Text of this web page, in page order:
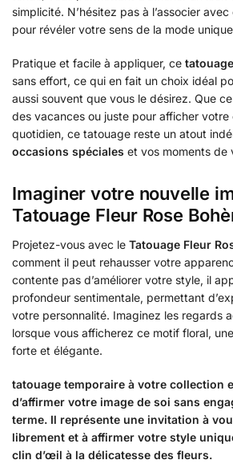
simplicité. N’hésitez pas à l’associer
pour révéler votre sens de la mode
Pratique et facile à appliquer, ce tatouage
sans effort, ce qui en fait un choix idéal
aussi souvent que vous le désirez. Que
des vacances ou juste pour afficher
quotidien, ce tatouage reste un atout
occasions spéciales et vos moments de
Imaginer votre nouvelle
Tatouage Fleur Rose
Projetez-vous avec le Tatouage Fleur
comment il peut rehausser votre
contente pas d’améliorer votre style, il
profondeur sentimentale, permettant
votre personnalité. Imaginez les regards
lorsque vous afficherez ce motif floral,
forte et élégante.
tatouage temporaire à votre collection
d’affirmer votre image de soi sans
terme. Il représente une invitation à
librement et à affirmer votre style
clin d’œil à la délicatesse des fleurs.